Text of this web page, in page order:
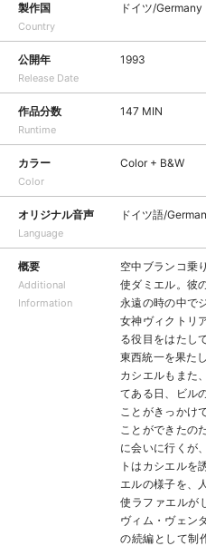
製作国
Country
ドイツ/Germany
公開年
Release Date
1993
作品分数
Runtime
147 MIN
カラー
Color
Color + B&W
オリジナル音声
Language
ドイツ語/German
概要
Additional
Information
空中ブランコ乗
使ダミエル。彼
永遠の時の中で
女神ヴィクトリ
る役目をはたし
東西統一を果た
カシエルもまた
てある日、ビル
ことがきっかけ
ことができたの
に会いに行くが
トはカシエルを
エルの様子を、
使ラファエルが
ヴィム・ヴェン
の続編として制